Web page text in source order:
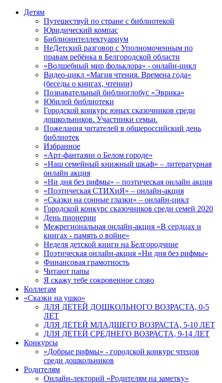
Детям
Путешествуй по стране с библиотекой
Юридический компас
Библиоинтеллектуариум
НеДетский разговор с Уполномоченным по
правам ребёнка в Белгородской области
«Волшебный мир фольклора» - онлайн-цикл
Видео-цикл «Магия чтения. Времена года»
(беседы о книгах, чтении)
Познавательный библиоглобус «Эврика»
Юбилей библиотеки
Городской конкурс юных сказочников среди
дошкольников. Участники семьи.
Пожелания читателей в общероссийский день
библиотек
Избранное
«Арт-фантазии о Белом городе»
«Наш семейный книжный шкаф» – литературная
онлайн акция
«Ни дня без рифмы» – поэтическая онлайн акция
«Поэтическая СТИХиЯ» – онлайн-акция
«Сказки на сонные глазки» – онлайн-цикл
Городской конкурс сказочников среди семей 2020
День пионерии
Межрегиональная онлайн-акция «В сердцах и
книгах - память о войне»
Неделя детской книги на Белгородчине
Поэтическая онлайн-акция «Ни дня без рифмы»
Финансовая грамотность
Читают папы
Я скажу тебе сокровенное слово
Коллегам
«Сказки на ушко»
ДЛЯ ДЕТЕЙ ДОШКОЛЬНОГО ВОЗРАСТА, 0-5
ЛЕТ
ДЛЯ ДЕТЕЙ МЛАДШЕГО ВОЗРАСТА, 5-10 ЛЕТ
ДЛЯ ДЕТЕЙ СРЕДНЕГО ВОЗРАСТА, 9-14 ЛЕТ
Конкурсы
«Добрые рифмы» - городской конкурс чтецов
среди дошкольников
Родителям
Онлайн-лекторий «Родителям на заметку»